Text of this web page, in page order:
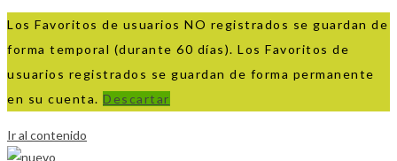
Los Favoritos de usuarios NO registrados se guardan de
forma temporal (durante 60 días). Los Favoritos de
usuarios registrados se guardan de forma permanente
en su cuenta. Descartar
Ir al contenido